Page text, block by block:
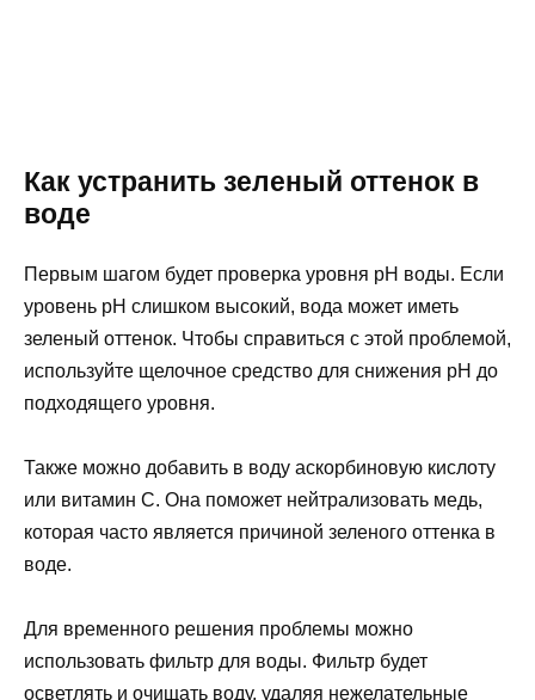
Как устранить зеленый оттенок в
воде
Первым шагом будет проверка уровня pH воды. Если
уровень pH слишком высокий, вода может иметь
зеленый оттенок. Чтобы справиться с этой проблемой,
используйте щелочное средство для снижения pH до
подходящего уровня.
Также можно добавить в воду аскорбиновую кислоту
или витамин С. Она поможет нейтрализовать медь,
которая часто является причиной зеленого оттенка в
воде.
Для временного решения проблемы можно
использовать фильтр для воды. Фильтр будет
осветлять и очищать воду, удаляя нежелательные